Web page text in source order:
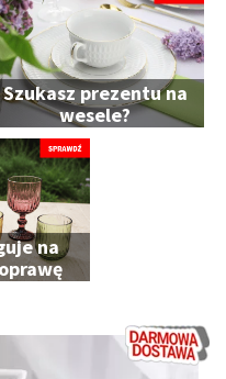
Szukasz prezentu na
wesele?
na